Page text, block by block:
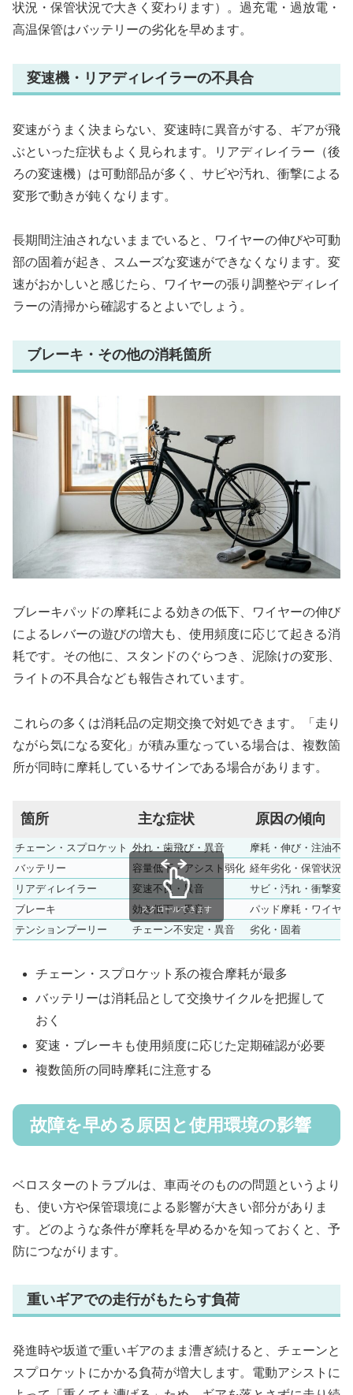
状況・保管状況で大きく変わります）。過充電・過放電・
高温保管はバッテリーの劣化を早めます。
変速機・リアディレイラーの不具合
変速がうまく決まらない、変速時に異音がする、ギアが飛
ぶといった症状もよく見られます。リアディレイラー（後
ろの変速機）は可動部品が多く、サビや汚れ、衝撃による
変形で動きが鈍くなります。
長期間注油されないままでいると、ワイヤーの伸びや可動
部の固着が起き、スムーズな変速ができなくなります。変
速がおかしいと感じたら、ワイヤーの張り調整やディレイ
ラーの清掃から確認するとよいでしょう。
ブレーキ・その他の消耗箇所
ブレーキパッドの摩耗による効きの低下、ワイヤーの伸び
によるレバーの遊びの増大も、使用頻度に応じて起きる消
耗です。その他に、スタンドのぐらつき、泥除けの変形、
ライトの不具合なども報告されています。
これらの多くは消耗品の定期交換で対処できます。「走り
ながら気になる変化」が積み重なっている場合は、複数箇
所が同時に摩耗しているサインである場合があります。
箇所 主な症状 原因の傾向
チェーン・スプロケット 外れ・歯飛び・異音
摩耗・伸び・注油不足
バッテリー
容量低下・アシスト弱化 経年劣化・保管状況
リアディレイラー
変速不良・異音
サビ・汚れ・衝撃変形
ブレーキ
効き低下・異音
パッド摩耗・ワイヤ
テンションプーリー
チェーン不安定・異音 劣化・固着
スクロールできます
チェーン・スプロケット系の複合摩耗が最多
バッテリーは消耗品として交換サイクルを把握して
おく
変速・ブレーキも使用頻度に応じた定期確認が必要
複数箇所の同時摩耗に注意する
故障を早める原因と使用環境の影響
ベロスターのトラブルは、車両そのものの問題というより
も、使い方や保管環境による影響が大きい部分がありま
す。どのような条件が摩耗を早めるかを知っておくと、予
防につながります。
重いギアでの走行がもたらす負荷
発進時や坂道で重いギアのまま漕ぎ続けると、チェーンと
スプロケットにかかる負荷が増大します。電動アシストに